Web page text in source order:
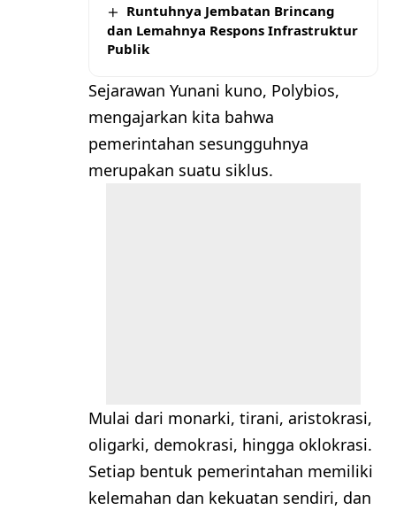
Runtuhnya Jembatan Brincang
dan Lemahnya Respons Infrastruktur
Publik
Sejarawan Yunani kuno, Polybios,
mengajarkan kita bahwa
pemerintahan sesungguhnya
merupakan suatu siklus.
Mulai dari monarki, tirani, aristokrasi,
oligarki, demokrasi, hingga oklokrasi.
Setiap bentuk pemerintahan memiliki
kelemahan dan kekuatan sendiri, dan